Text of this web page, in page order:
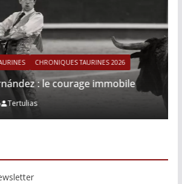
CHRONIQUES TAURINES 2026
: le courage immobile